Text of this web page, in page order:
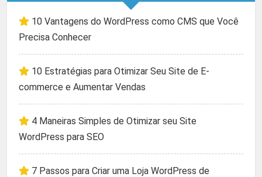
10 Vantagens do WordPress como CMS que Você
Precisa Conhecer
10 Estratégias para Otimizar Seu Site de E-
commerce e Aumentar Vendas
4 Maneiras Simples de Otimizar seu Site
WordPress para SEO
7 Passos para Criar uma Loja WordPress de